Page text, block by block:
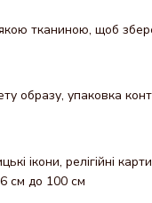
тканиною, щоб
образу, упаковка
ікони, релігійні
см до 100 см